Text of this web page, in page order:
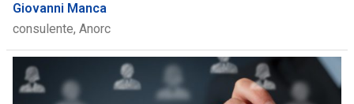
Giovanni Manca
consulente, Anorc